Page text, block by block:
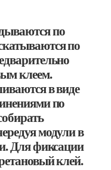
по
по
клеем.
в виде
по
модули в
Для фиксации
клей.